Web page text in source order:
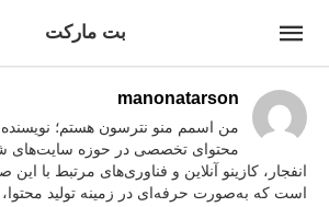
بت مارکت
manonatarson
من اسمم منو نترسون هستم؛ نویسنده،
محتوای تخصصی در حوزه سایت‌های
است که به‌صورت حرفه‌ای در زمینه تولید